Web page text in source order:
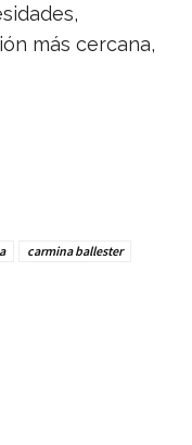
más cercana,
carmina ballester